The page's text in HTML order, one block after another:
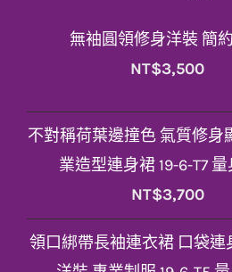
無袖圓領修身洋裝 簡
NT$3,500
不對稱荷葉邊撞色 氣質修身
業造型連身裙 19-6-T7
NT$3,700
領口綁帶長袖連衣裙 口袋連